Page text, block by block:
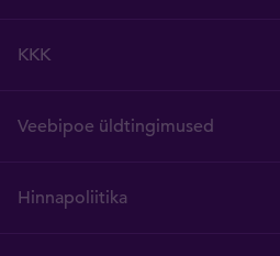
KKK
Veebipoe üldtingimused
Hinnapoliitika